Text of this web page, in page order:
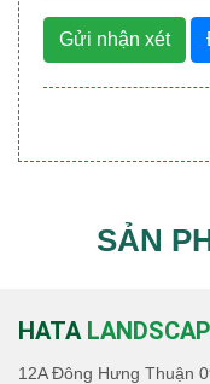
Gửi nhận xét
SẢN
HATA
12A Đông Hưng Thuận